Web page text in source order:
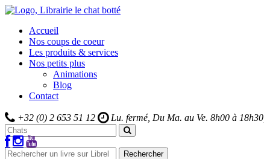
Accueil
Nos coups de coeur
Les produits & services
Nos petits plus
Animations
Blog
Contact
+32 (0) 2 653 51 12 Lu. fermé, Du Ma. au Ve. 8h00 à 18h30,
Rechercher